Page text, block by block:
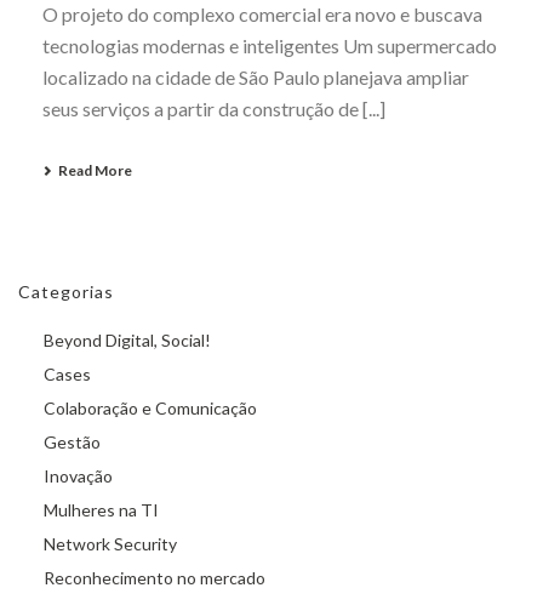
O projeto do complexo comercial era novo e buscava
tecnologias modernas e inteligentes Um supermercado
localizado na cidade de São Paulo planejava ampliar
seus serviços a partir da construção de [...]
Read More
Categorias
Beyond Digital, Social!
Cases
Colaboração e Comunicação
Gestão
Inovação
Mulheres na TI
Network Security
Reconhecimento no mercado